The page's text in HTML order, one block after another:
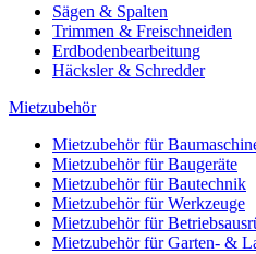
Sägen & Spalten
Trimmen & Freischneiden
Erdbodenbearbeitung
Häcksler & Schredder
Mietzubehör
Mietzubehör für
Mietzubehör für Baugeräte
Mietzubehör für Bautechnik
Mietzubehör für Werkzeuge
Mietzubehör für
Mietzubehör für Garten- &